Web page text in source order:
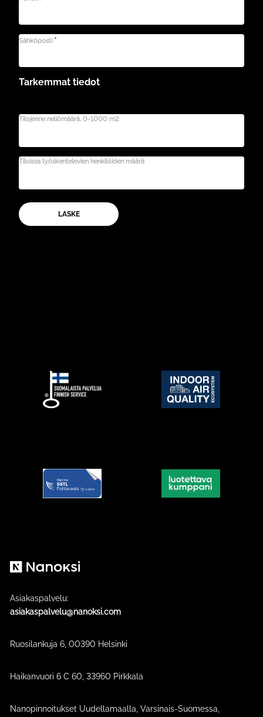
Sähköposti *
Tarkemmat tiedot
Tilojenne neliömäärä, 0-1000 m2
Tiloissa työskentelevien henkilöiden määrä
Asiakaspalvelu:
asiakaspalvelu@nanoksi.com
Ruosilankuja 6, 00390 Helsinki
Haikanvuori 6 C 60​, 33960 Pirkkala
Nanopinnoitukset Uudellamaalla, Varsinais-Suomessa,